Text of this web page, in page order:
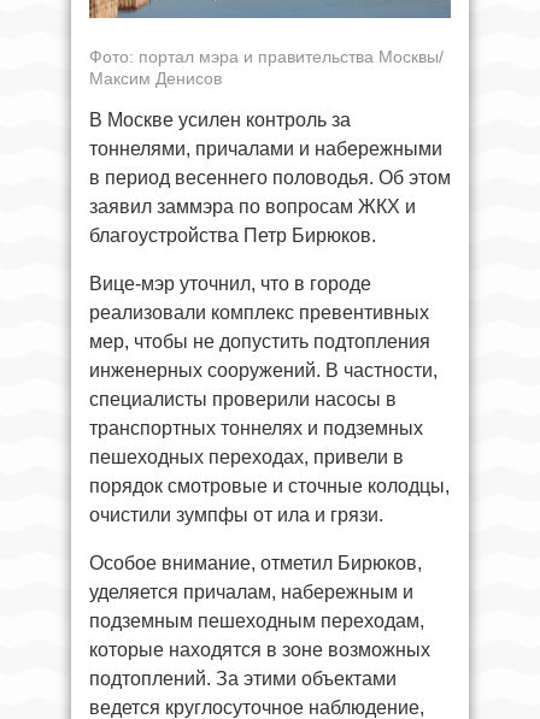
Фото: портал мэра и правительства Москвы/
Максим Денисов
В Москве усилен контроль за
тоннелями, причалами и набережными
в период весеннего половодья. Об этом
заявил заммэра по вопросам ЖКХ и
благоустройства Петр Бирюков.
Вице-мэр уточнил, что в городе
реализовали комплекс превентивных
мер, чтобы не допустить подтопления
инженерных сооружений. В частности,
специалисты проверили насосы в
транспортных тоннелях и подземных
пешеходных переходах, привели в
порядок смотровые и сточные колодцы,
очистили зумпфы от ила и грязи.
Особое внимание, отметил Бирюков,
уделяется причалам, набережным и
подземным пешеходным переходам,
которые находятся в зоне возможных
подтоплений. За этими объектами
ведется круглосуточное наблюдение,